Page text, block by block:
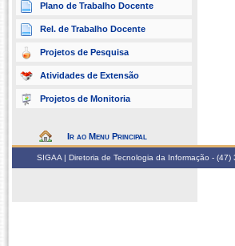
Plano de Trabalho Docente
Rel. de Trabalho Docente
Projetos de Pesquisa
Atividades de Extensão
Projetos de Monitoria
Ir ao Menu Principal
SIGAA | Diretoria de Tecnologia da Informação -